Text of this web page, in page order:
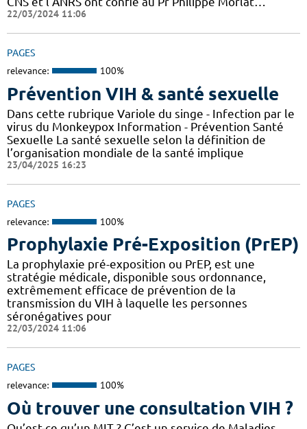
22/03/2024 11:06
PAGES
relevance: 100%
Prévention VIH & santé sexuelle
Dans cette rubrique Variole du singe - Infection par le
virus du Monkeypox Information - Prévention Santé
Sexuelle La santé sexuelle selon la définition de
l’organisation mondiale de la santé implique
23/04/2025 16:23
PAGES
relevance: 100%
Prophylaxie Pré-Exposition (PrEP)
La prophylaxie pré-exposition ou PrEP, est une
stratégie médicale, disponible sous ordonnance,
extrêmement efficace de prévention de la
transmission du VIH à laquelle les personnes
séronégatives pour
22/03/2024 11:06
PAGES
relevance: 100%
Où trouver une consultation VIH ?